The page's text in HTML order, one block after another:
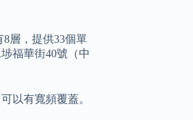
層，提供33個單
福華街40號（中
以有寬頻覆蓋。